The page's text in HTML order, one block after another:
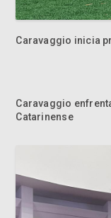
Caravaggio inicia
Caravaggio
Catarinense